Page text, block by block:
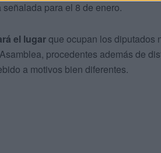
para el 8 de enero.
el lugarque ocupan los diputados
procedentes además de
a motivos bien diferentes.